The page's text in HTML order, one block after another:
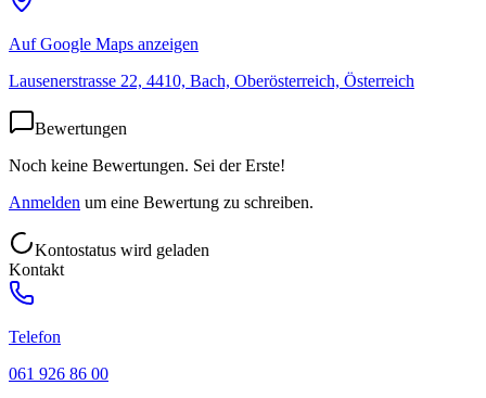
Auf Google Maps anzeigen
Lausenerstrasse 22, 4410, Bach, Oberösterreich, Österreich
Bewertungen
Noch keine Bewertungen. Sei der Erste!
Anmelden um eine Bewertung zu schreiben.
Kontostatus wird geladen
Kontakt
Telefon
061 926 86 00